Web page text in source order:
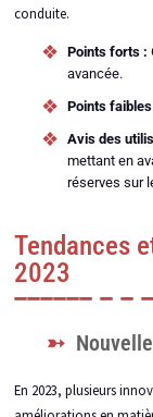
conduite.
Points forts :
avancée.
Points faibles
Avis des
mettant en
réserves sur
Tendances
2023
En 2023, plusieurs